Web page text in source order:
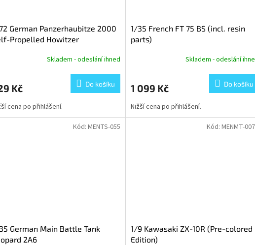
German Panzerhaubitze 2000
Propelled Howitzer
Skladem - odeslání ihned
Kč Do košíku
cena po přihlášení.
1/35 French FT 75 BS (incl. resin
parts)
Skladem - odeslání
1 099 Kč Do košíku
Nižší cena po přihlášení.
German Main Battle Tank
2A6
Kód: MENTS-055
1/9 Kawasaki ZX-10R (Pre-colored
Edition)
Kód: MENMT-